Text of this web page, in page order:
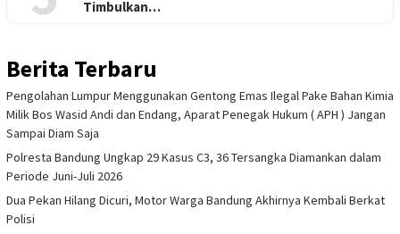
Timbulkan…
Berita Terbaru
Pengolahan Lumpur Menggunakan Gentong Emas Ilegal Pake Bahan Kimia
Milik Bos Wasid Andi dan Endang, Aparat Penegak Hukum ( APH ) Jangan
Sampai Diam Saja
Polresta Bandung Ungkap 29 Kasus C3, 36 Tersangka Diamankan dalam
Periode Juni-Juli 2026
Dua Pekan Hilang Dicuri, Motor Warga Bandung Akhirnya Kembali Berkat
Polisi